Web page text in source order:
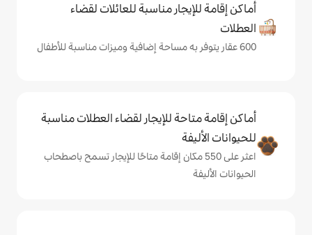
مناسبة للعائلات لقضاء
للإيجار لقضاء العطلات مناسبة
550 مكان إقامة متاحًا للإيجار تسمح باصطحاب